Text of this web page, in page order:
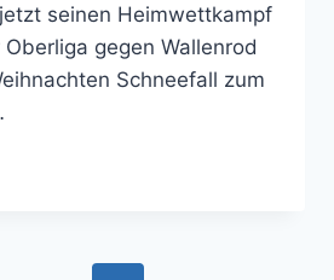
seinen Heimwettkampf
gegen Wallenrod
Schneefall zum